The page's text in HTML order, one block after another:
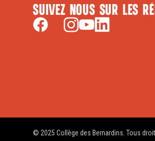
Suivez nous sur les
© 2025 Collège des Bernardins. Tous